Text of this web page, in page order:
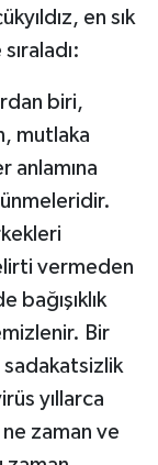
en sık
biri,
mutlaka
anlamına
vermeden
bağışıklık
Bir
sadakatsizlik
yıllarca
zaman ve